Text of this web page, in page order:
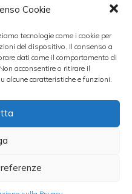
Cookie
tecnologie come i cookie per
del dispositivo. Il consenso a
dati come il comportamento di
acconsentire o ritirare il
alcune caratteristiche e funzioni.
il
acqua di cottura
lento e
una parte
la metà della